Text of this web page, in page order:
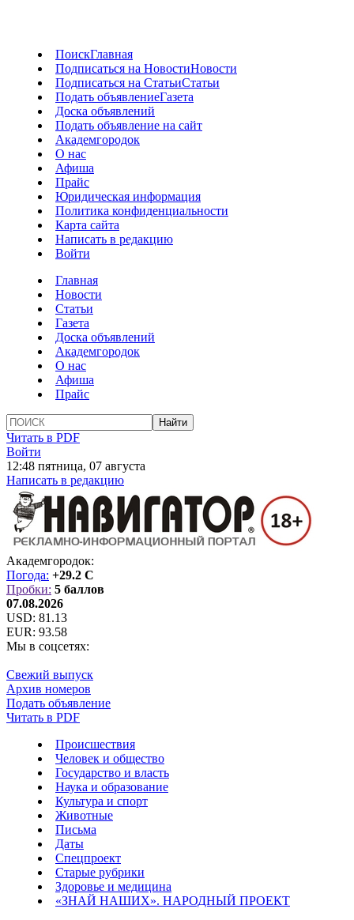
ПоискГлавная
Подписаться на НовостиНовости
Подписаться на СтатьиСтатьи
Подать объявлениеГазета
Доска объявлений
Подать объявление на сайт
Академгородок
О нас
Афиша
Прайс
Юридическая информация
Политика конфиденциальности
Карта сайта
Написать в редакцию
Войти
Главная
Новости
Статьи
Газета
Доска объявлений
Академгородок
О нас
Афиша
Прайс
Читать в PDF
Войти
12:48 пятница, 07 августа
Написать в редакцию
Академгородок:
Погода: +29.2 C
Пробки: 5 баллов
07.08.2026
USD: 81.13
EUR: 93.58
Мы в соцсетях:
Свежий выпуск
Архив номеров
Подать объявление
Читать в PDF
Происшествия
Человек и общество
Государство и власть
Наука и образование
Культура и спорт
Животные
Письма
Даты
Спецпроект
Старые рубрики
Здоровье и медицина
«ЗНАЙ НАШИХ». НАРОДНЫЙ ПРОЕКТ